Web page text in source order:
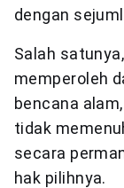
dengan
Salah
memperoleh
bencana
tidak
secara
hak pilihnya.